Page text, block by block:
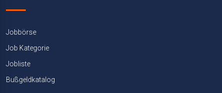
Jobbörse
Job Kategorie
Jobliste
Bußgeldkatalog